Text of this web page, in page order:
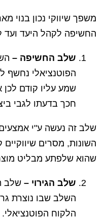
משפך שיווקי נכון בנוי
החשיפה לקהל היעד ועד
שלב החשיפה –
הפוטנציאלי נחשף
שמע עליו קודם
חכך בדעתו לגבי
שלב זה נעשה ע"י
השונות, מסרים שיווקיים
שהוא שלפתע מבליט
שלב הגירוי – שלב
השלב שבו נוצרת
הלקוח